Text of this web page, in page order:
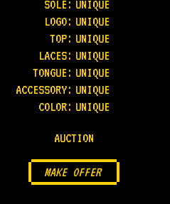
SOLE : UNIQUE
LOGO: UNIQUE
TOP: UNIQUE
LACES: UNIQUE
TONGUE : UNIQUE
ACCESSORY: UNIQUE
COLOR: UNIQUE
AUCTION
MAKE OFFER